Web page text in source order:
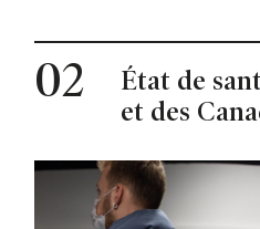
02
État de
et des